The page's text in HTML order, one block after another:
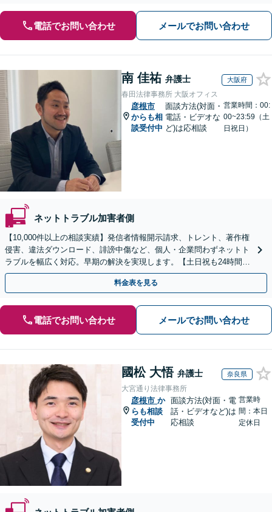
電話でお問い合わせ メールでお問い合わせ
南 佳祐 弁護士 大阪府
春田法律事務所 大阪オフィス
彦根市
からも相
談受付中
面談方法(対面・
電話・ビデオな
ど)は応相談
営業時間：00:
00~23:59（土
日祝日）
ネットトラブル加害者側
【10,000件以上の相談実績】発信者情報開示請求、トレント、著作権
侵害、違法ダウンロード、誹謗中傷など、個人・企業問わずネットト
ラブルを幅広く対応。早期の解決を実現します。【土日祝も24時間受
付／初回相談無料】
料金表を見る
電話でお問い合わせ メールでお問い合わせ
國松 大悟 弁護士 奈良県
大宮通り法律事務所
彦根市 か
らも相談
受付中
面談方法(対面・電
話・ビデオなど)は
応相談
営業時
間：本日
定休日